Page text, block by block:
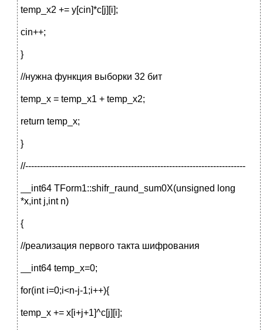
temp_x2 += y[cin]*c[j][i];
cin++;
}
//нужна функция выборки 32 бит
temp_x = temp_x1 + temp_x2;
return temp_x;
}
//---------------------------------------------------------------------------
__int64 TForm1::shifr_raund_sum0X(unsigned long
*x,int j,int n)
{
//реализация первого такта шифрования
__int64 temp_x=0;
for(int i=0;i<n-j-1;i++){
temp_x += x[i+j+1]^c[j][i];